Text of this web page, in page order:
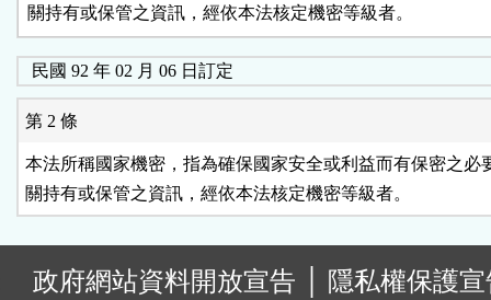
民國 92 年 02 月 06 日訂定
第 2 條
本法所稱國家機密，指為確保國家安全或利益而有保密之必
政府網站資料開放宣告
隱私權保護